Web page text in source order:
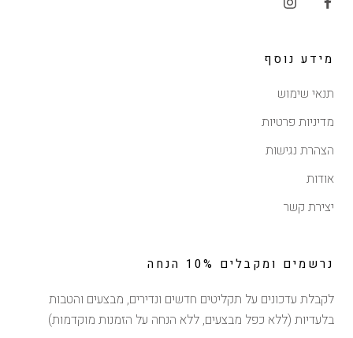
מידע נוסף
תנאי שימוש
מדיניות פרטיות
הצהרת נגישות
אודות
יצירת קשר
נרשמים ומקבלים 10% הנחה
לקבלת עדכונים על תקליטים חדשים ונדירים, מבצעים והטבות
בלעדיות (ללא כפל מבצעים, ללא הנחה על הזמנות מוקדמות)